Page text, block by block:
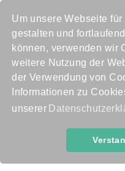
Um unsere Webseite
gestalten und
können, verwenden wir
weitere Nutzung der
der Verwendung von
Informationen zu
unserer